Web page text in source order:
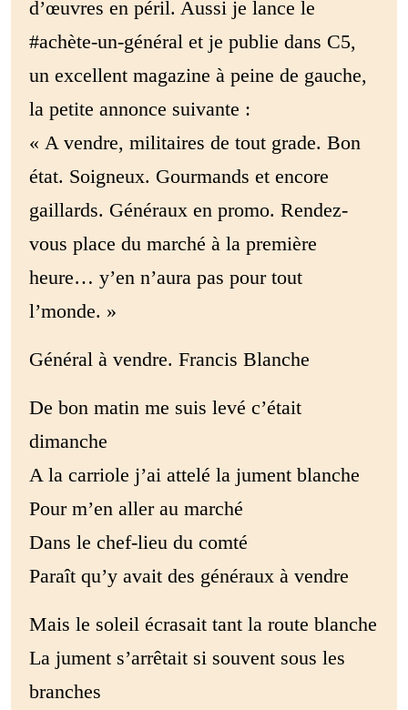
d’œuvres en péril. Aussi je lance le
#achète-un-général et je publie dans C5,
un excellent magazine à peine de gauche,
la petite annonce suivante :
« A vendre, militaires de tout grade. Bon
état. Soigneux. Gourmands et encore
gaillards. Généraux en promo. Rendez-
vous place du marché à la première
heure… y’en n’aura pas pour tout
l’monde. »
Général à vendre. Francis Blanche
De bon matin me suis levé c’était
dimanche
A la carriole j’ai attelé la jument blanche
Pour m’en aller au marché
Dans le chef-lieu du comté
Paraît qu’y avait des généraux à vendre
Mais le soleil écrasait tant la route blanche
La jument s’arrêtait si souvent sous les
branches